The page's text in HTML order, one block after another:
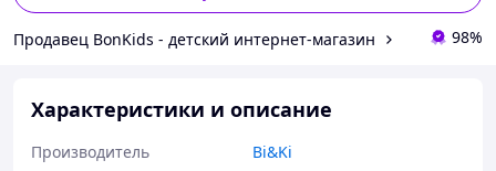
Продавец BonKids - детский интернет-магазин 98%
Характеристики и описание
Производитель
Bi&Ki